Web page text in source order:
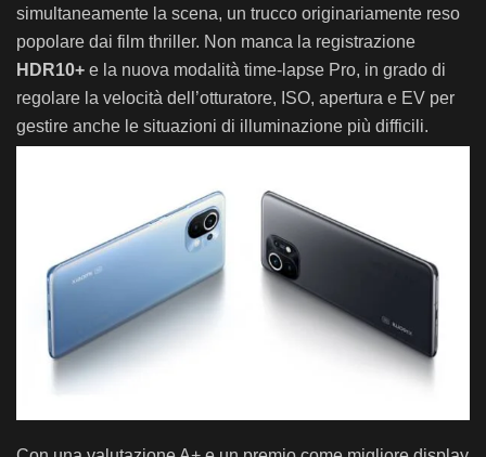
simultaneamente la scena, un trucco originariamente reso
popolare dai film thriller. Non manca la registrazione
HDR10+ e la nuova modalità time-lapse Pro, in grado di
regolare la velocità dell’otturatore, ISO, apertura e EV per
gestire anche le situazioni di illuminazione più difficili.